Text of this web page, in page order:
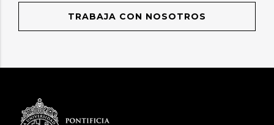
TRABAJA CON NOSOTROS